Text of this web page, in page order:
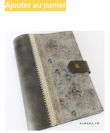
Ajouter au panier